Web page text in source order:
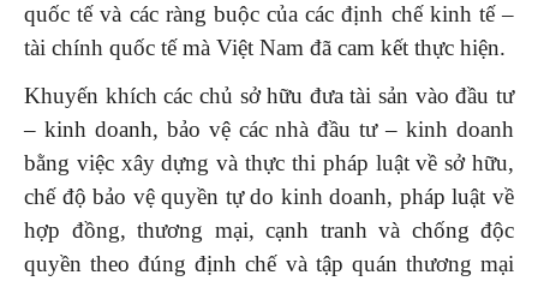
quốc tế và các ràng buộc của các định chế kinh tế –
tài chính quốc tế mà Việt Nam đã cam kết thực hiện.
Khuyến khích các chủ sở hữu đưa tài sản vào đầu tư
– kinh doanh, bảo vệ các nhà đầu tư – kinh doanh
bằng việc xây dựng và thực thi pháp luật về sở hữu,
chế độ bảo vệ quyền tự do kinh doanh, pháp luật về
hợp đồng, thương mại, cạnh tranh và chống độc
quyền theo đúng định chế và tập quán thương mại